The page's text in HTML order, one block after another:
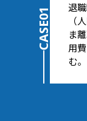
CASE01
退
（
ま
用
む。